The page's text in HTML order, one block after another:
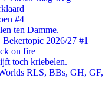
#4
ten Damme.
2026/27 #1
on fire
toch kriebelen.
RLS, BBs, GH, GF,